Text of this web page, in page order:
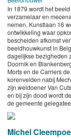
In 1879 wordt het
verzamelaar en
nemen. Kunstlaan 16
ontwikkeling waar
bescheiden afkomst
beeldhouwkunst in
dagelijkse bezigheden
Doornik en
Morts en de Carriers
korenvelden nabij
zijn weldoener Van
en bij zijn dood wordt
de gemeente
Michel